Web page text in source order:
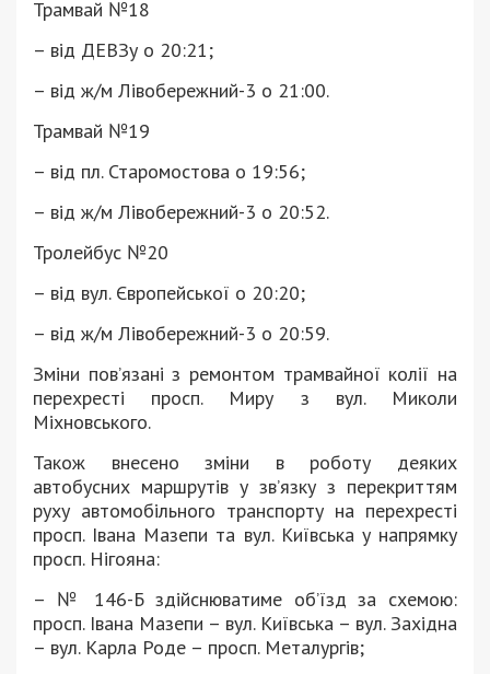
Трамвай №18
– від ДЕВЗу о 20:21;
– від ж/м Лівобережний-3 о 21:00.
Трамвай №19
– від пл. Старомостова о 19:56;
– від ж/м Лівобережний-3 о 20:52.
Тролейбус №20
– від вул. Європейської о 20:20;
– від ж/м Лівобережний-3 о 20:59.
Зміни пов’язані з ремонтом трамвайної колії на
перехресті просп. Миру з вул. Миколи
Міхновського.
Також внесено зміни в роботу деяких
автобусних маршрутів у зв’язку з перекриттям
руху автомобільного транспорту на перехресті
просп. Івана Мазепи та вул. Київська у напрямку
просп. Нігояна:
– № 146-Б здійснюватиме об’їзд за схемою:
просп. Івана Мазепи – вул. Київська – вул. Західна
– вул. Карла Роде – просп. Металургів;